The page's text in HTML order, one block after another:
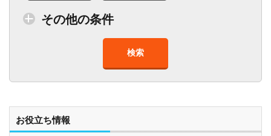
その他の条件
車椅子対応
検索
お役立ち情報